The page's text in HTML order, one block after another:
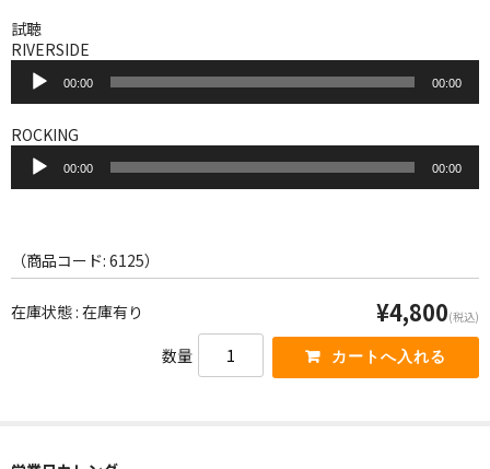
Webのみ no.2
Webのみ no.4
Help
送料
試聴
RIVERSIDE
プ
レ
ー
ー
00:00 00:00
ROCKING
プ
ヤ
ー
00:00 00:00
（商品コード: 6125）
在庫状態 : 在庫有り ¥4,800(税込)
数量